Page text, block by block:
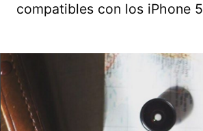
compatibles con los iPhone